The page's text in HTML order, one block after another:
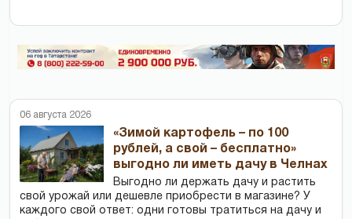
06 августа 2026
«Зимой картофель – по 100
рублей, а свой – бесплатно»
выгодно ли иметь дачу в Челнах
Выгодно ли держать дачу и растить
свой урожай или дешевле приобрести в магазине? У
каждого свой ответ: одни готовы тратиться на дачу и